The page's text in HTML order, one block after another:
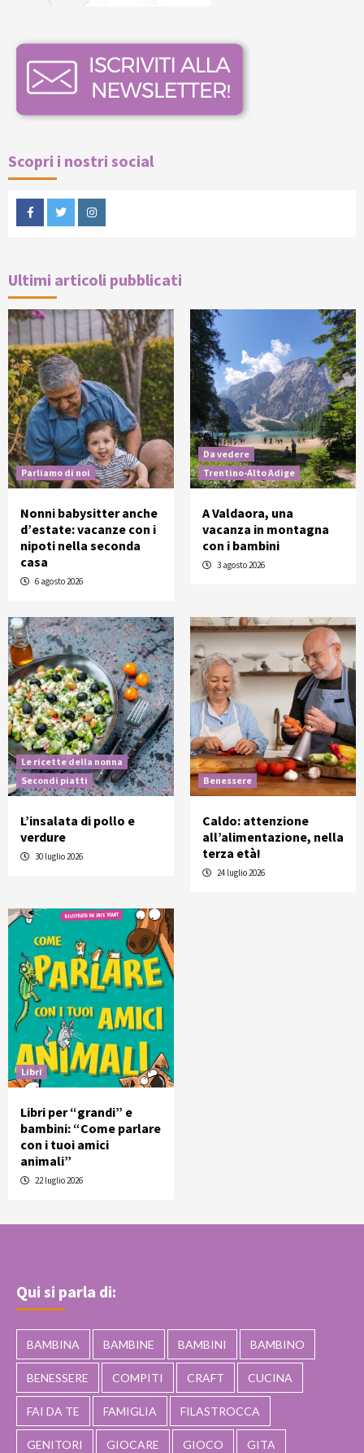
Scopri i nostri social
FacebookTwitterInstagram
Ultimi articoli pubblicati
Parliamo di noi
Nonni babysitter anche
d’estate: vacanze con i
nipoti nella seconda
casa
6 agosto 2026
Da vedere
Trentino-Alto Adige
A Valdaora, una
vacanza in montagna
con i bambini
3 agosto 2026
Le ricette della nonna
Secondi piatti
L’insalata di pollo e
verdure
30 luglio 2026
Benessere
Caldo: attenzione
all’alimentazione, nella
terza età!
24 luglio 2026
Libri
Libri per “grandi” e
bambini: “Come parlare
con i tuoi amici
animali”
22 luglio 2026
Qui si parla di:
BAMBINA BAMBINE BAMBINI BAMBINO
BENESSERE COMPITI CRAFT CUCINA
FAI DA TE FAMIGLIA FILASTROCCA
GENITORI GIOCARE GIOCO GITA